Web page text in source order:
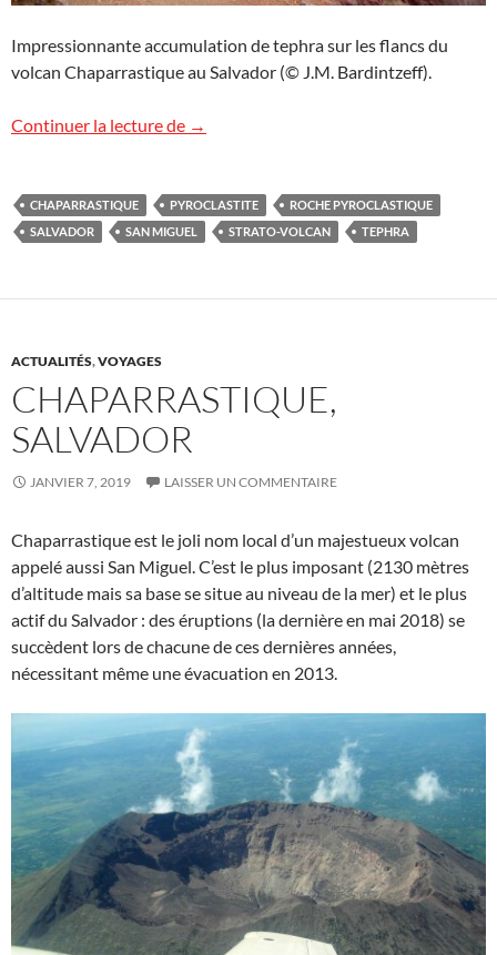
Impressionnante accumulation de tephra sur les flancs du
volcan Chaparrastique au Salvador (© J.M. Bardintzeff).
Continuer la lecture de Les tephra du Chaparrastique
→
CHAPARRASTIQUE PYROCLASTITE
ROCHE PYROCLASTIQUE
SALVADOR
SAN MIGUEL STRATO-VOLCAN TEPHRA
ACTUALITÉS,VOYAGES
CHAPARRASTIQUE,
SALVADOR
JANVIER 7, 2019 LAISSER UN COMMENTAIRE
Chaparrastique est le joli nom local d’un majestueux volcan
appelé aussi San Miguel. C’est le plus imposant (2130 mètres
d’altitude mais sa base se situe au niveau de la mer) et le plus
actif du Salvador : des éruptions (la dernière en mai 2018) se
succèdent lors de chacune de ces dernières années,
nécessitant même une évacuation en 2013.